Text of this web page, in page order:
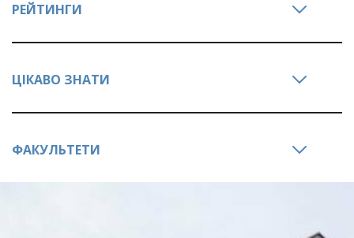
РЕЙТИНГИ
ЦІКАВО ЗНАТИ
ФАКУЛЬТЕТИ